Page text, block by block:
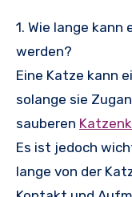
1. Wie lange kann
werden?
Eine Katze kann
solange sie
sauberen
Es ist jedoch
lange von der